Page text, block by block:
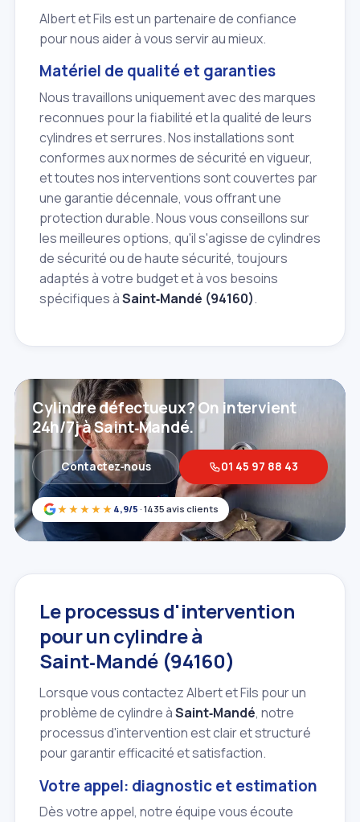
Albert et Fils est un partenaire de confiance
pour nous aider à vous servir au mieux.
Matériel de qualité et garanties
Nous travaillons uniquement avec des marques
reconnues pour la fiabilité et la qualité de leurs
cylindres et serrures. Nos installations sont
conformes aux normes de sécurité en vigueur,
et toutes nos interventions sont couvertes par
une garantie décennale, vous offrant une
protection durable. Nous vous conseillons sur
les meilleures options, qu'il s'agisse de cylindres
de sécurité ou de haute sécurité, toujours
adaptés à votre budget et à vos besoins
spécifiques àSaint‑Mandé (94160).
★★★★★ 4,9/5 · 1435 avis clients
Cylindre défectueux? On intervient
24h/7j à Saint‑Mandé.
Contactez‑nous 01 45 97 88 43
Le processus d'intervention
pour un cylindre à
Saint‑Mandé (94160)
Lorsque vous contactez Albert et Fils pour un
problème de cylindre àSaint‑Mandé, notre
processus d'intervention est clair et structuré
pour garantir efficacité et satisfaction.
Votre appel: diagnostic et estimation
Dès votre appel, notre équipe vous écoute